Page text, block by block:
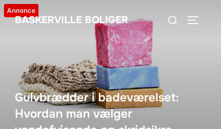
Videre
til
BASKERVILLE BOLIGER
Søg
Annonce
Gulvbrædder i badeværelset:
Hvordan man vælger